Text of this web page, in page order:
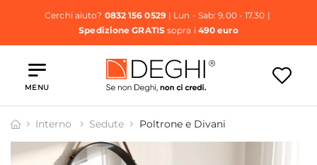
Cerchi aiuto? 0832 156 0529| Lun - Sab: 9.00 - 17.30 |
Spedizione GRATISsopra i 490 euro
MENU
Interno Sedute Poltrone e Divani